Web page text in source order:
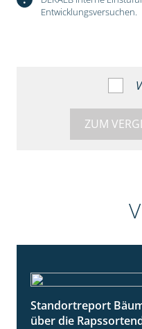
Entwicklungsversuchen.
ZUM
Standortreport
über die